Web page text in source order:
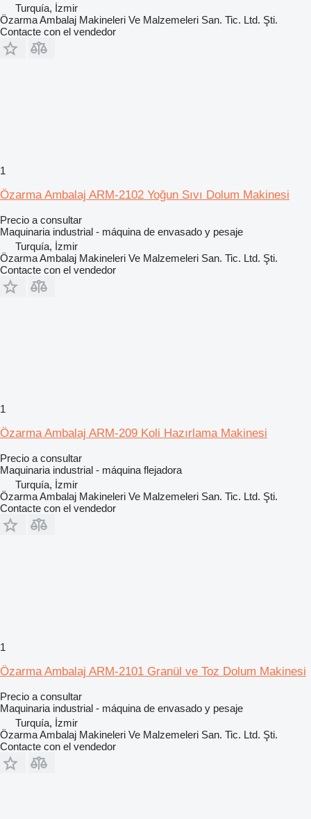
Turquía, İzmir
Özarma Ambalaj Makineleri Ve Malzemeleri San. Tic. Ltd. Şti.
Contacte con el vendedor
1
Özarma Ambalaj ARM-2102 Yoğun Sıvı Dolum Makinesi
Precio a consultar
Maquinaria industrial - máquina de envasado y pesaje
Turquía, İzmir
Özarma Ambalaj Makineleri Ve Malzemeleri San. Tic. Ltd. Şti.
Contacte con el vendedor
1
Özarma Ambalaj ARM-209 Koli Hazırlama Makinesi
Precio a consultar
Maquinaria industrial - máquina flejadora
Turquía, İzmir
Özarma Ambalaj Makineleri Ve Malzemeleri San. Tic. Ltd. Şti.
Contacte con el vendedor
1
Özarma Ambalaj ARM-2101 Granül ve Toz Dolum Makinesi
Precio a consultar
Maquinaria industrial - máquina de envasado y pesaje
Turquía, İzmir
Özarma Ambalaj Makineleri Ve Malzemeleri San. Tic. Ltd. Şti.
Contacte con el vendedor